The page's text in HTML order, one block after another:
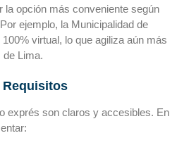
la opción más conveniente según
ejemplo, la Municipalidad de
virtual, lo que agiliza aún más
de Lima.
Requisitos
exprés son claros y accesibles. En